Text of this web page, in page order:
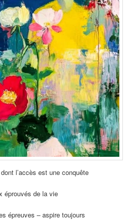
l’accès est une conquête
éprouvés de la vie
épreuves – aspire toujours